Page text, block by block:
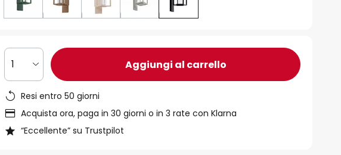
1 Aggiungi al carrello
Resi entro 50 giorni
Acquista ora, paga in 30 giorni o in 3 rate con Klarna
“Eccellente” su Trustpilot